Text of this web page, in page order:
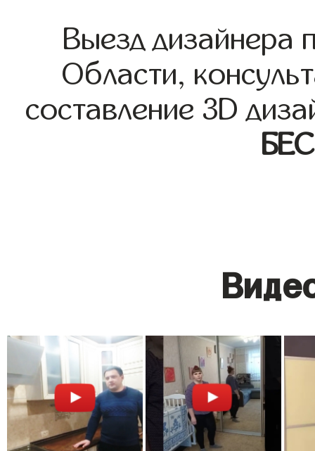
Выезд дизайнера
Области,
составление 3D